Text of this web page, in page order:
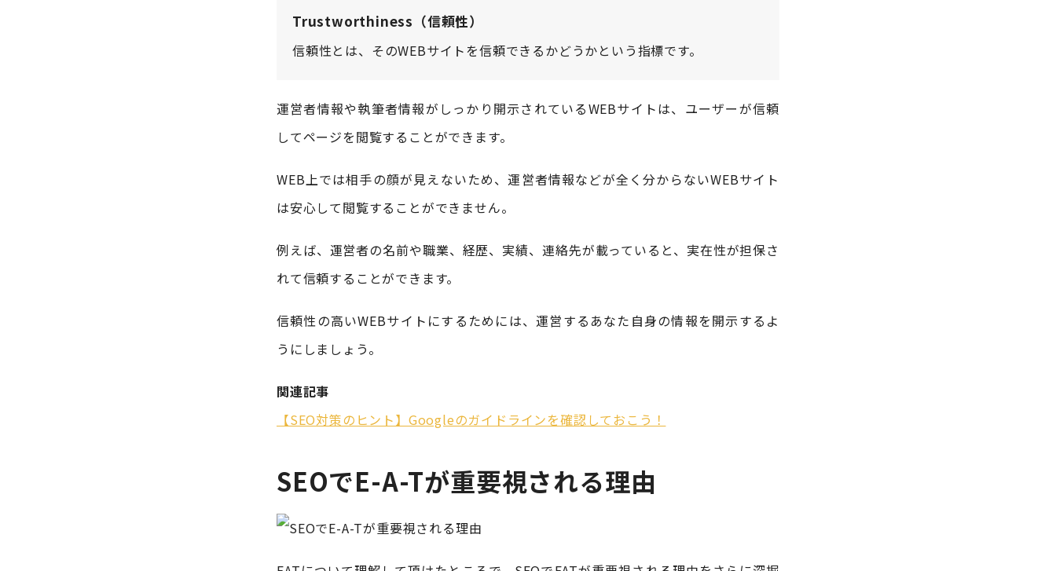
Trustworthiness（信頼性）
信頼性とは、そのWEBサイトを信頼できるかどうかという指標です。
運営者情報や執筆者情報がしっかり開示されているWEBサイトは、ユーザーが信頼
してページを閲覧することができます。
WEB上では相手の顔が見えないため、運営者情報などが全く分からないWEBサイト
は安心して閲覧することができません。
例えば、運営者の名前や職業、経歴、実績、連絡先が載っていると、実在性が担保さ
れて信頼することができます。
信頼性の高いWEBサイトにするためには、運営するあなた自身の情報を開示するよ
うにしましょう。
関連記事
【SEO対策のヒント】Googleのガイドラインを確認しておこう！
SEOでE-A-Tが重要視される理由